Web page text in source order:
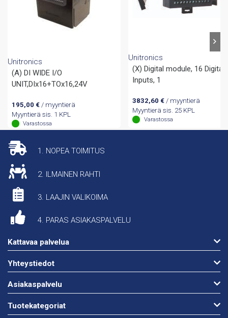
Unitronics
(A) DI WIDE I/O
UNIT,DIx16+TOx16,24V
195,00 €/ myyntierä
Myyntierä sis. 1 KPL
Varastossa
Unitronics
(X) Digital module, 16 Digital
Inputs, 1
3832,60 € / myyntierä
Myyntierä sis. 25 KPL
Varastossa
1. NOPEA TOIMITUS
2. ILMAINEN RAHTI
3. LAAJIN VALIKOIMA
4. PARAS ASIAKASPALVELU
Kattavaa palvelua
Yhteystiedot
Asiakaspalvelu
Tuotekategoriat